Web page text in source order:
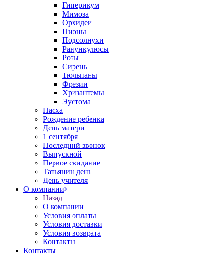
Гиперикум
Мимоза
Орхидеи
Пионы
Подсолнухи
Ранункулюсы
Розы
Сирень
Тюльпаны
Фрезии
Хризантемы
Эустома
Пасха
Рождение ребенка
День матери
1 сентября
Последний звонок
Выпускной
Первое свидание
Татьянин день
День учителя
О компании
Назад
О компании
Условия оплаты
Условия доставки
Условия возврата
Контакты
Контакты